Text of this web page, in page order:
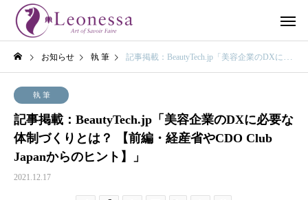
お知らせ 執 筆 記事掲載：BeautyTech.jp「美容企業のDXに必要な体制づくりとは？ 【前編・経産省やCDO Club Japanからのヒント】」
執 筆
記事掲載：BeautyTech.jp「美容企業のDXに必要な
体制づくりとは？ 【前編・経産省やCDO Club
Japanからのヒント】」
2021.12.17